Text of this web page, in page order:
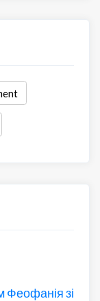
Феофанія зі